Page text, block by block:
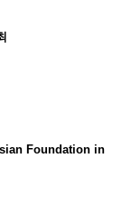
Foundation in